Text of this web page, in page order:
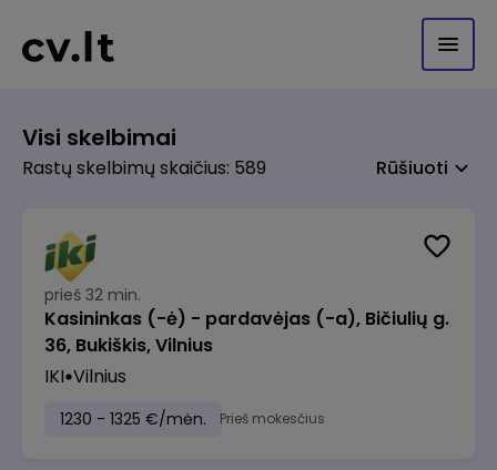
Visi skelbimai
Rastų skelbimų skaičius: 589 Rūšiuoti
prieš 32 min.
Kasininkas (-ė) - pardavėjas (-a), Bičiulių g.
36, Bukiškis, Vilnius
IKI Vilnius
1230 - 1325 €/mėn. Prieš mokesčius